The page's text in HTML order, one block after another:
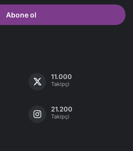
11.000
Takipçi
21.200
Takipçi